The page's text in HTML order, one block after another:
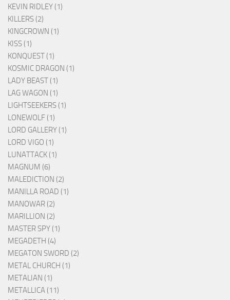
KEVIN RIDLEY (1)
KILLERS (2)
KINGCROWN (1)
KISS (1)
KONQUEST (1)
KOSMIC DRAGON (1)
LADY BEAST (1)
LAG WAGON (1)
LIGHTSEEKERS (1)
LONEWOLF (1)
LORD GALLERY (1)
LORD VIGO (1)
LUNATTACK (1)
MAGNUM (6)
MALEDICTION (2)
MANILLA ROAD (1)
MANOWAR (2)
MARILLION (2)
MASTER SPY (1)
MEGADETH (4)
MEGATON SWORD (2)
METAL CHURCH (1)
METALIAN (1)
METALLICA (11)